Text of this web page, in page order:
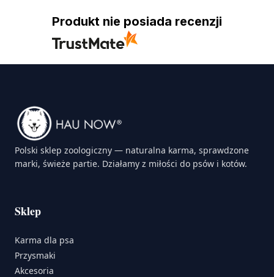
Produkt nie posiada recenzji
Polski sklep zoologiczny — naturalna karma, sprawdzone
marki, świeże partie. Działamy z miłości do psów i kotów.
Sklep
Karma dla psa
Przysmaki
Akcesoria